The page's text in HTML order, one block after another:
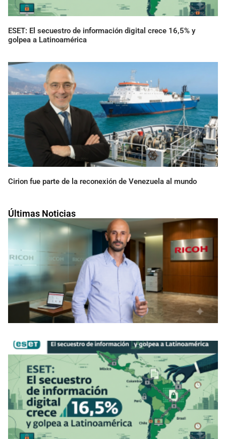
Últimas Noticias
ESET: El secuestro de información digital crece 16,5% y
golpea a Latinoamérica
Cirion fue parte de la reconexión de Venezuela al mundo